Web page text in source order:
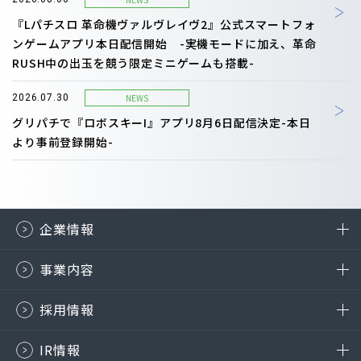
『Lパチスロ 革命機ヴァルヴレイヴ2』公式スマートフォ
ンゲームアプリ本日配信開始 -実機モードに加え、革命
RUSH中の出玉を競う限定ミニゲームも搭載-
2026.07.30 NEWS
グリパチで『ロボスキーI』アプリ8月6日配信決定-本日
より事前登録開始-
企業情報
事業内容
採用情報
IR情報